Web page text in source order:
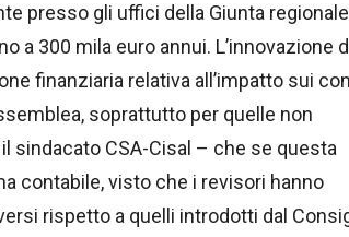
presso gli uffici della Giunta
a 300 mila euro annui. L’innovazione
finanziaria relativa all’impatto sui
soprattutto per quelle non
sindacato CSA-Cisal – che se questa
contabile, visto che i revisori hanno
rispetto a quelli introdotti dal